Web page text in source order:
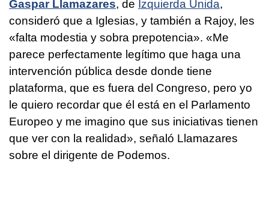
Gaspar Llamazares, de Izquierda Unida,
consideró que a Iglesias, y también a Rajoy, les
«falta modestia y sobra prepotencia». «Me
parece perfectamente legítimo que haga una
intervención pública desde donde tiene
plataforma, que es fuera del Congreso, pero yo
le quiero recordar que él está en el Parlamento
Europeo y me imagino que sus iniciativas tienen
que ver con la realidad», señaló Llamazares
sobre el dirigente de Podemos.